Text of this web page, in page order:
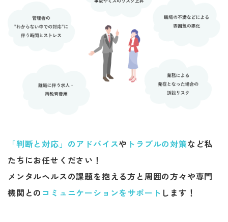
「判断と対応」のアドバイスや トラブルの対策など私
たちにお任せください！
​​​メンタルヘルスの課題を抱える方と周囲の方々や​​​​​​​専門
機関との コミュニケーションをサポート します！